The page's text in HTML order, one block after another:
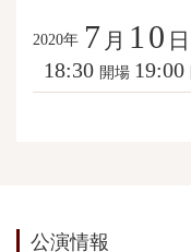
2020年 7 月 10 日
18:30 開場 19:00
公演情報